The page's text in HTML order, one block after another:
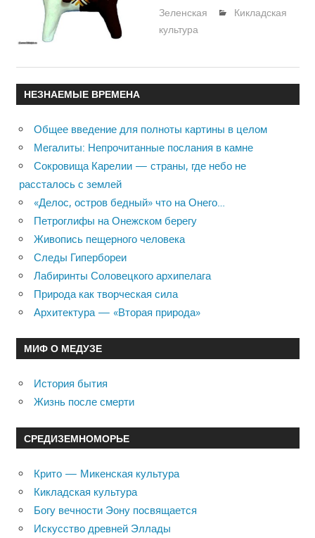
Зеленская
Кикладская
культура
НЕЗНАЕМЫЕ ВРЕМЕНА
Общее введение для полноты картины в целом
Мегалиты: Непрочитанные послания в камне
Сокровища Карелии — страны, где небо не
рассталось с землей
«Делос, остров бедный» что на Онего…
Петроглифы на Онежском берегу
Живопись пещерного человека
Следы Гипербореи
Лабиринты Соловецкого архипелага
Природа как творческая сила
Архитектура — «Вторая природа»
МИФ О МЕДУЗЕ
История бытия
Жизнь после смерти
СРЕДИЗЕМНОМОРЬЕ
Крито — Микенская культура
Кикладская культура
Богу вечности Эону посвящается
Искусство древней Эллады